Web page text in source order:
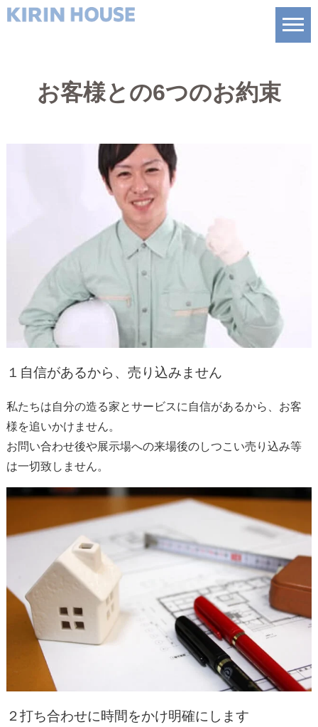
お客様との6つのお約束
１ 自信があるから、売り込みません
私たちは自分の造る家とサービスに自信があるから、お客
様を追いかけません。
お問い合わせ後や展示場への来場後のしつこい売り込み等
は一切致しません。
２ 打ち合わせに時間をかけ明確にします